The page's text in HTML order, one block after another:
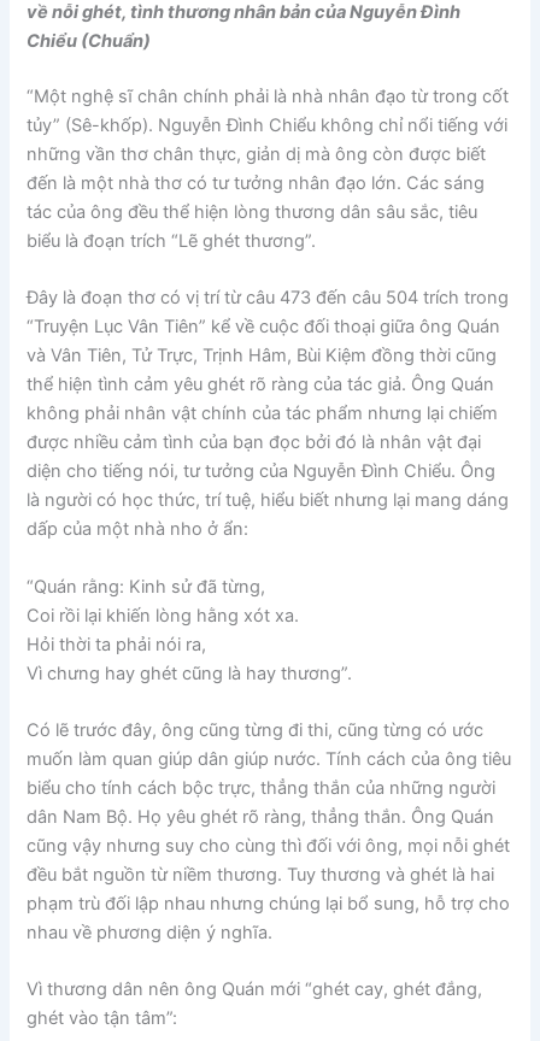
về nỗi ghét, tình thương nhân bản của Nguyễn Đình
Chiểu (Chuẩn)
“Một nghệ sĩ chân chính phải là nhà nhân đạo từ trong cốt
tủy” (Sê-khốp). Nguyễn Đình Chiểu không chỉ nổi tiếng với
những vần thơ chân thực, giản dị mà ông còn được biết
đến là một nhà thơ có tư tưởng nhân đạo lớn. Các sáng
tác của ông đều thể hiện lòng thương dân sâu sắc, tiêu
biểu là đoạn trích “Lẽ ghét thương”.
Đây là đoạn thơ có vị trí từ câu 473 đến câu 504 trích trong
“Truyện Lục Vân Tiên” kể về cuộc đối thoại giữa ông Quán
và Vân Tiên, Tử Trực, Trịnh Hâm, Bùi Kiệm đồng thời cũng
thể hiện tình cảm yêu ghét rõ ràng của tác giả. Ông Quán
không phải nhân vật chính của tác phẩm nhưng lại chiếm
được nhiều cảm tình của bạn đọc bởi đó là nhân vật đại
diện cho tiếng nói, tư tưởng của Nguyễn Đình Chiểu. Ông
là người có học thức, trí tuệ, hiểu biết nhưng lại mang dáng
dấp của một nhà nho ở ẩn:
“Quán rằng: Kinh sử đã từng,
Coi rồi lại khiến lòng hằng xót xa.
Hỏi thời ta phải nói ra,
Vì chưng hay ghét cũng là hay thương”.
Có lẽ trước đây, ông cũng từng đi thi, cũng từng có ước
muốn làm quan giúp dân giúp nước. Tính cách của ông tiêu
biểu cho tính cách bộc trực, thẳng thắn của những người
dân Nam Bộ. Họ yêu ghét rõ ràng, thẳng thắn. Ông Quán
cũng vậy nhưng suy cho cùng thì đối với ông, mọi nỗi ghét
đều bắt nguồn từ niềm thương. Tuy thương và ghét là hai
phạm trù đối lập nhau nhưng chúng lại bổ sung, hỗ trợ cho
nhau về phương diện ý nghĩa.
Vì thương dân nên ông Quán mới “ghét cay, ghét đắng,
ghét vào tận tâm”: